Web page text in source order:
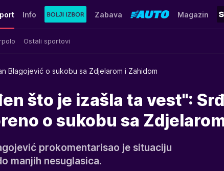
Ostali sportovi
Info Zabava Magazin
Blagojević o sukobu sa Zdjelarom i Zahidom
što je izašla ta vest":
o sukobu sa
prokomentarisao je situaciju
manjih nesuglasica.